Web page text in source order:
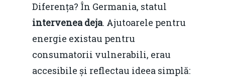
Diferența? În Germania, statul
intervenea deja. Ajutoarele pentru
energie existau pentru
consumatorii vulnerabili, erau
accesibile și reflectau ideea simplă: